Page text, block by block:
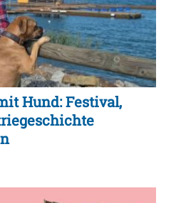
Hund: Festival,